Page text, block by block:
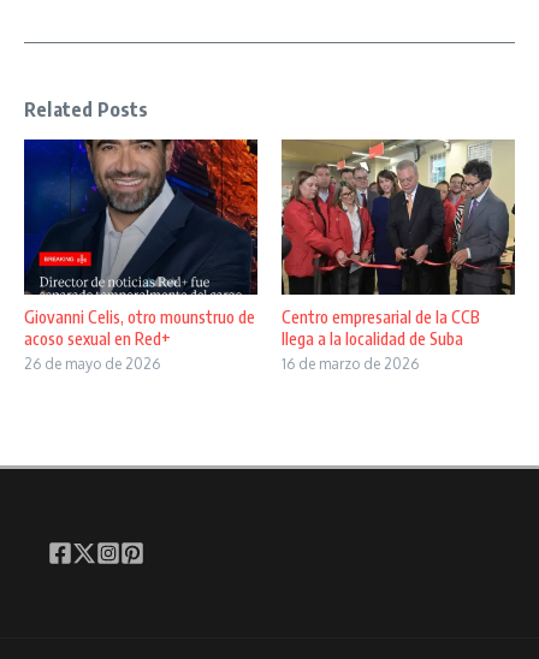
Related Posts
Giovanni Celis, otro mounstruo de
acoso sexual en Red+
26 de mayo de 2026
Centro empresarial de la CCB
llega a la localidad de Suba
16 de marzo de 2026